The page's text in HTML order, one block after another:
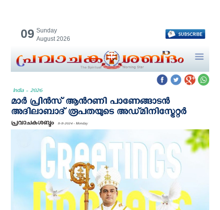
09 Sunday
August 2026
India - 2026
മാർ പ്രിൻസ് ആന്‍റണി പാണേങ്ങാടൻ
അദിലാബാദ് രൂപതയുടെ അഡ്‌മിനിസ്ട്രേറ്റർ
പ്രവാചകശബ്ദം 11-11-2024 - Monday